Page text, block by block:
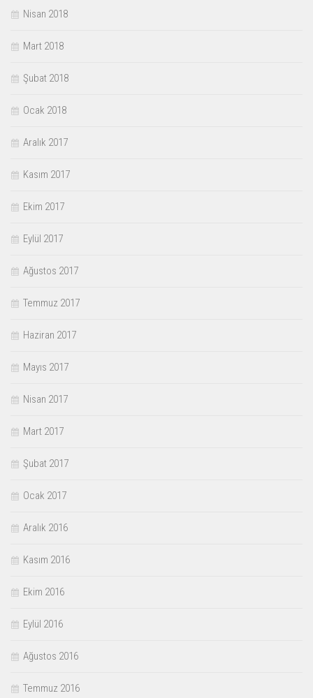
Nisan 2018
Mart 2018
Şubat 2018
Ocak 2018
Aralık 2017
Kasım 2017
Ekim 2017
Eylül 2017
Ağustos 2017
Temmuz 2017
Haziran 2017
Mayıs 2017
Nisan 2017
Mart 2017
Şubat 2017
Ocak 2017
Aralık 2016
Kasım 2016
Ekim 2016
Eylül 2016
Ağustos 2016
Temmuz 2016